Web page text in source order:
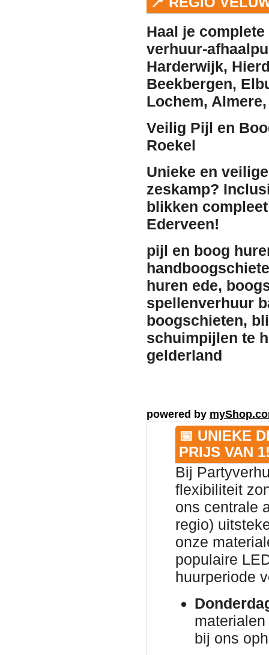
Haal je
verhuur-
Harderwijk,
Beekbergen,
Lochem, Almere
Veilig Pijl en
Roekel
Unieke en
zeskamp?
blikken
Ederveen!
pijl en boog
huren ede,
spellenverhuur
boogschieten,
schuimpijlen te
gelderland
powered by
📅 UNIEKE
PRIJS VAN
Bij
flexibiliteit
ons centrale
regio)
onze
populaire
huurperiode
bij ons